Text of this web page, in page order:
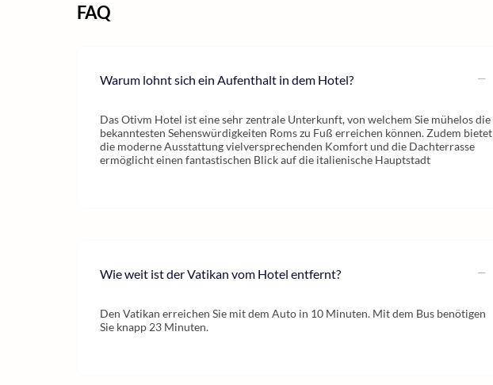
FAQ
Warum lohnt sich ein Aufenthalt in dem Hotel?
Das Otivm Hotel ist eine sehr zentrale Unterkunft, von welchem Sie mühelos die
bekanntesten Sehenswürdigkeiten Roms zu Fuß erreichen können. Zudem bietet
die moderne Ausstattung vielversprechenden Komfort und die Dachterrasse
ermöglicht einen fantastischen Blick auf die italienische Hauptstadt
Wie weit ist der Vatikan vom Hotel entfernt?
Den Vatikan erreichen Sie mit dem Auto in 10 Minuten. Mit dem Bus benötigen
Sie knapp 23 Minuten.